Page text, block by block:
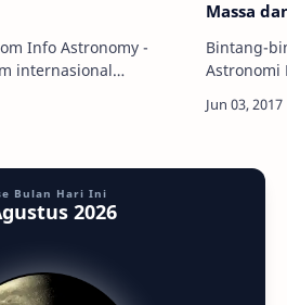
-
internasional
langka: Sistem…
Massa
Bintang-
Astronomi
malam,
Bulan Hari Ini
2026